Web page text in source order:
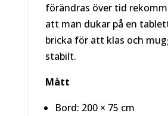
förändras över tid
att man dukar på en
bricka för att klas och
stabilt.
Mått
Bord: 200 × 75 cm